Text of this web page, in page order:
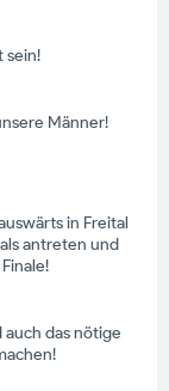
sein!
Männer!
in Freital
antreten und
das nötige